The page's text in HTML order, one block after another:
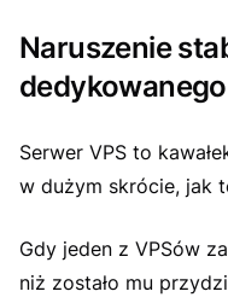
Naruszenie
dedykowanego
Serwer VPS to
w dużym skrócie, jak
Gdy jeden z VPSów
niż zostało mu